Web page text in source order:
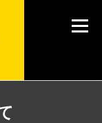
メニュー